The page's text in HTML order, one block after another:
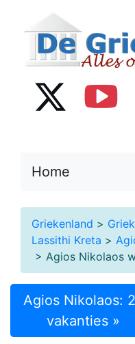
Home
Griekenland >
Lassithi Kreta >
> Agios Nikolaos
Agios Nikolaos:
vakanties »